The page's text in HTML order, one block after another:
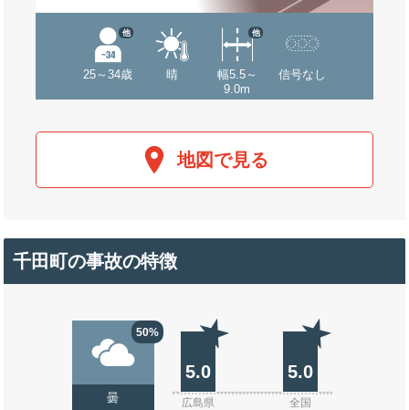
25～34歳
他
晴
幅5.5～
9.0m
他
信号なし
地図で見る
千田町の事故の特徴
50%
曇
5.0 5.0
広島県 全国